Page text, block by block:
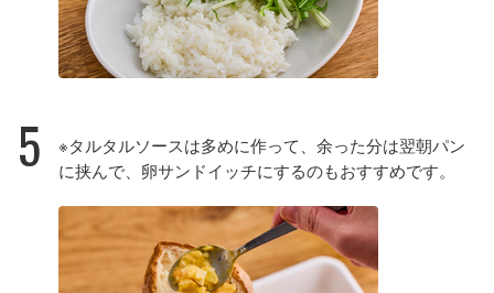
5
※タルタルソースは多めに作って、余った分は翌朝パン
に挟んで、卵サンドイッチにするのもおすすめです。